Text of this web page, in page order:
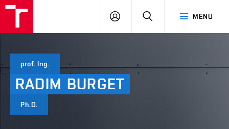
MENU
PŘIHLÁSIT
prof. Ing.
RADIM BURGET
Ph.D.